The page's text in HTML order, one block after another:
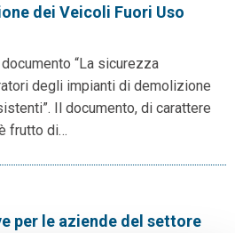
dei Veicoli Fuori Uso
“La sicurezza
degli impianti di demolizione
Il documento, di carattere
frutto di…
per le aziende del settore